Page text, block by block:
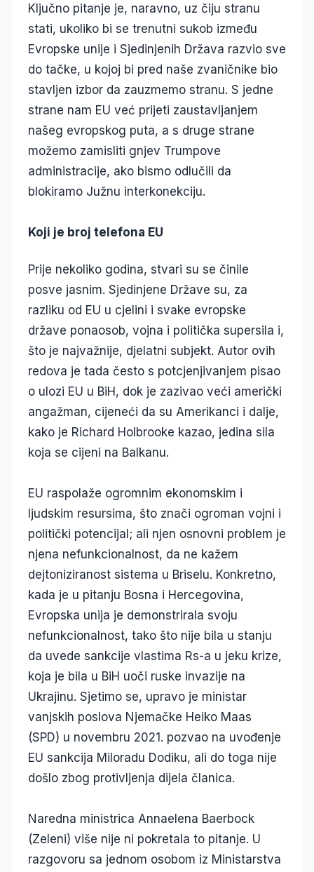
Ključno pitanje je, naravno, uz čiju stranu
stati, ukoliko bi se trenutni sukob između
Evropske unije i Sjedinjenih Država razvio sve
do tačke, u kojoj bi pred naše zvaničnike bio
stavljen izbor da zauzmemo stranu. S jedne
strane nam EU već prijeti zaustavljanjem
našeg evropskog puta, a s druge strane
možemo zamisliti gnjev Trumpove
administracije, ako bismo odlučili da
blokiramo Južnu interkonekciju.
Koji je broj telefona EU
Prije nekoliko godina, stvari su se činile
posve jasnim. Sjedinjene Države su, za
razliku od EU u cjelini i svake evropske
države ponaosob, vojna i politička supersila i,
što je najvažnije, djelatni subjekt. Autor ovih
redova je tada često s potcjenjivanjem pisao
o ulozi EU u BiH, dok je zazivao veći američki
angažman, cijeneći da su Amerikanci i dalje,
kako je Richard Holbrooke kazao, jedina sila
koja se cijeni na Balkanu.
EU raspolaže ogromnim ekonomskim i
ljudskim resursima, što znači ogroman vojni i
politički potencijal; ali njen osnovni problem je
njena nefunkcionalnost, da ne kažem
dejtoniziranost sistema u Briselu. Konkretno,
kada je u pitanju Bosna i Hercegovina,
Evropska unija je demonstrirala svoju
nefunkcionalnost, tako što nije bila u stanju
da uvede sankcije vlastima Rs-a u jeku krize,
koja je bila u BiH uoči ruske invazije na
Ukrajinu. Sjetimo se, upravo je ministar
vanjskih poslova Njemačke Heiko Maas
(SPD) u novembru 2021. pozvao na uvođenje
EU sankcija Miloradu Dodiku, ali do toga nije
došlo zbog protivljenja dijela članica.
Naredna ministrica Annaelena Baerbock
(Zeleni) više nije ni pokretala to pitanje. U
razgovoru sa jednom osobom iz Ministarstva